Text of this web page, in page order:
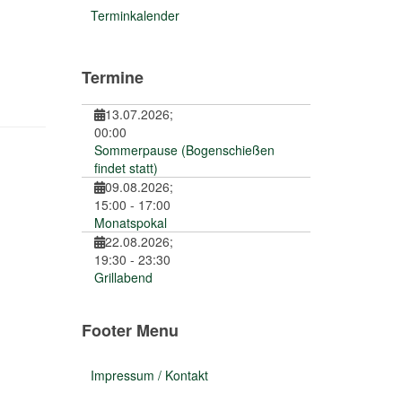
Terminkalender
Termine
13.07.2026;
00:00
Sommerpause (Bogenschießen
findet statt)
09.08.2026;
15:00 - 17:00
Monatspokal
22.08.2026;
19:30 - 23:30
Grillabend
Footer Menu
Impressum / Kontakt